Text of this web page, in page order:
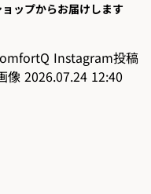
ップからお届けします